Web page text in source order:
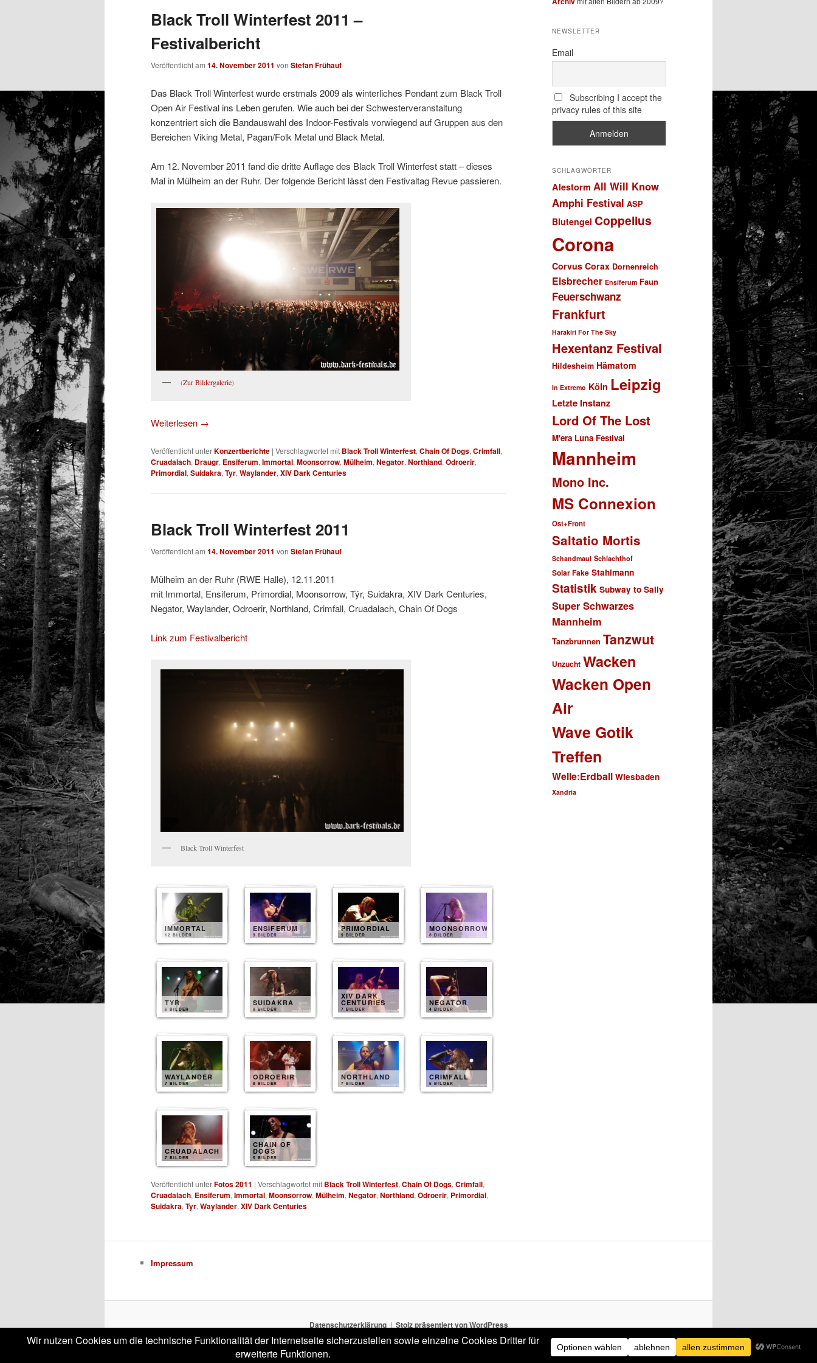
Black Troll Winterfest 2011 –
Festivalbericht
Veröffentlicht am 14. November 2011 von Stefan Frühauf
Das Black Troll Winterfest wurde erstmals 2009 als winterliches Pendant zum Black Troll
Open Air Festival ins Leben gerufen. Wie auch bei der Schwesterveranstaltung
konzentriert sich die Bandauswahl des Indoor-Festivals vorwiegend auf Gruppen aus den
Bereichen Viking Metal, Pagan/Folk Metal und Black Metal.
Am 12. November 2011 fand die dritte Auflage des Black Troll Winterfest statt – dieses
Mal in Mülheim an der Ruhr. Der folgende Bericht lässt den Festivaltag Revue passieren.
(Zur Bildergalerie)
Weiterlesen →
Veröffentlicht unterKonzertberichte | Verschlagwortet mit Black Troll Winterfest, Chain Of Dogs, Crimfall,
Cruadalach, Draugr, Ensiferum, Immortal, Moonsorrow, Mülheim, Negator, Northland, Odroerir,
Primordial, Suidakra, Tyr, Waylander, XIV Dark Centuries
Black Troll Winterfest 2011
Veröffentlicht am 14. November 2011 von Stefan Frühauf
Mülheim an der Ruhr (RWE Halle), 12.11.2011
mit Immortal, Ensiferum, Primordial, Moonsorrow, Týr, Suidakra, XIV Dark Centuries,
Negator, Waylander, Odroerir, Northland, Crimfall, Cruadalach, Chain Of Dogs
Link zum Festivalbericht
Black Troll Winterfest
IMMORTAL
12 BILDER
ENSIFERUM
9 BILDER
PRIMORDIAL
9 BILDER
MOONSORROW
8 BILDER
TYR
6 BILDER
SUIDAKRA
8 BILDER
XIV DARK
CENTURIES
7 BILDER
NEGATOR
4 BILDER
WAYLANDER
7 BILDER
ODROERIR
8 BILDER
NORTHLAND
7 BILDER
CRIMFALL
5 BILDER
CRUADALACH
7 BILDER
CHAIN OF
DOGS
5 BILDER
Veröffentlicht unterFotos 2011 | Verschlagwortet mit Black Troll Winterfest, Chain Of Dogs, Crimfall,
Cruadalach, Ensiferum, Immortal, Moonsorrow, Mülheim, Negator, Northland, Odroerir, Primordial,
Suidakra, Tyr, Waylander, XIV Dark Centuries
NEWSLETTER
Email
Subscribing I accept the
privacy rules of this site
SCHLAGWÖRTER
Alestorm All Will Know
Amphi Festival ASP
Blutengel Coppelius
Corona
Corvus Corax Dornenreich
Eisbrecher Ensiferum Faun
Feuerschwanz
Frankfurt
Harakiri For The Sky
Hexentanz Festival
Hildesheim Hämatom
In Extremo Köln Leipzig
Letzte Instanz
Lord Of The Lost
M'era Luna Festival
Mannheim
Mono Inc.
MS Connexion
Ost+Front
Saltatio Mortis
Schandmaul Schlachthof
Solar Fake Stahlmann
Statistik Subway to Sally
Super Schwarzes
Mannheim
Tanzbrunnen Tanzwut
Unzucht Wacken
Wacken Open
Air
Wave Gotik
Treffen
Welle:Erdball Wiesbaden
Xandria
Impressum
Datenschutzerklärung Stolz präsentiert von WordPress